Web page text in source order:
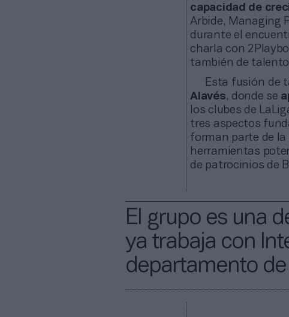
capacidad de
Arbide, Managing
durante el
charla con
también de
Esta fusión de
Alavés, donde se
los clubes de
tres aspectos
forman parte de la
herramientas
de patrocinios de
El grupo es una
ya trabaja con
departamento